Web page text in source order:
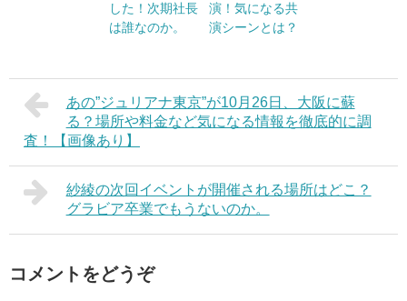
した！次期社長
は誰なのか。
演！気になる共
演シーンとは？
あの”ジュリアナ東京”が10月26日、大阪に蘇
る？場所や料金など気になる情報を徹底的に調
査！【画像あり】
紗綾の次回イベントが開催される場所はどこ？
グラビア卒業でもうないのか。
コメントをどうぞ